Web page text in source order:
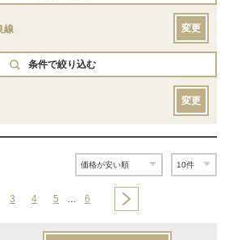
線 変更
条件で絞り込む
変更
3 4 5 … 6